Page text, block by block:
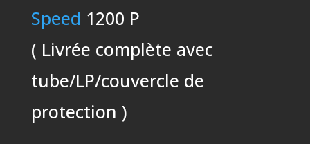
Speed 1200 P
( Livrée complète avec
tube/LP/couvercle de
protection )